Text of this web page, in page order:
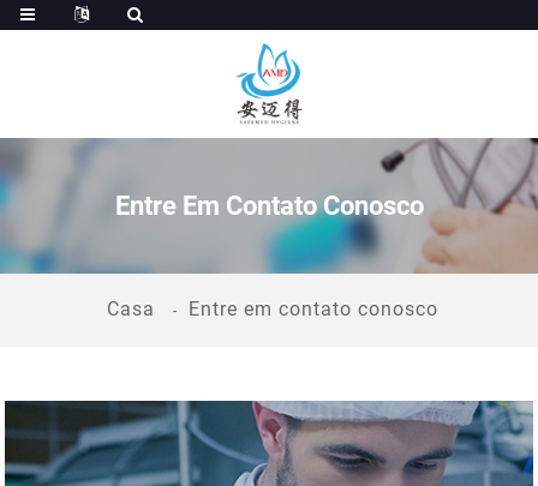
Entre Em Contato Conosco
Casa Entre em contato conosco